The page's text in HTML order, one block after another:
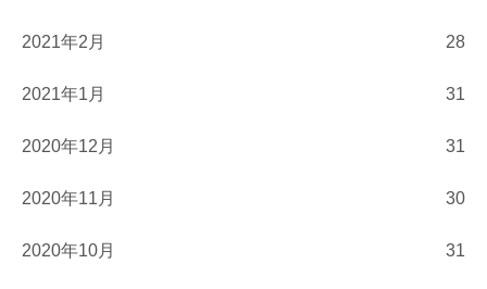
2021年2月 28
2021年1月 31
2020年12月 31
2020年11月 30
2020年10月 31